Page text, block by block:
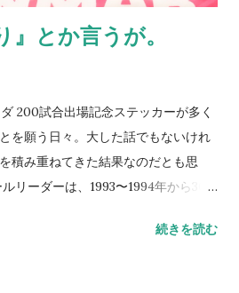
レオを作るとか、迫力ある応援がで
サポーターとは一体何なのか」を考
彼らが支える。そのサポートを。 今
ントを求めるよりも、セレッソ大阪
隅に「 朝、目覚めたら、そこにセレ
くださることのほうが本当に嬉しく
ために手を打っていくのが役目だ
』とか言うが。
200試合出場記念ステッカーが多く
を願う日々。大した話でもないけれ
積み重ねてきた結果なのだとも思
リーダーは、1993〜1994年から30
は、Jリーグはそうやって成長してき
続きを読む